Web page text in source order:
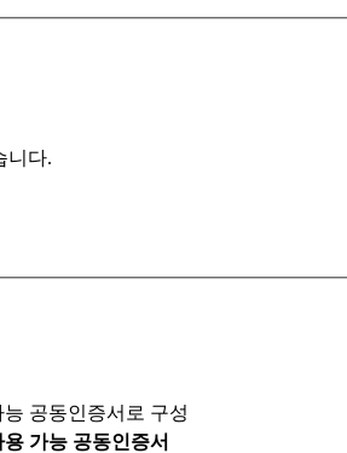
니다.
공동인증서로 구성
용 가능 공동인증서